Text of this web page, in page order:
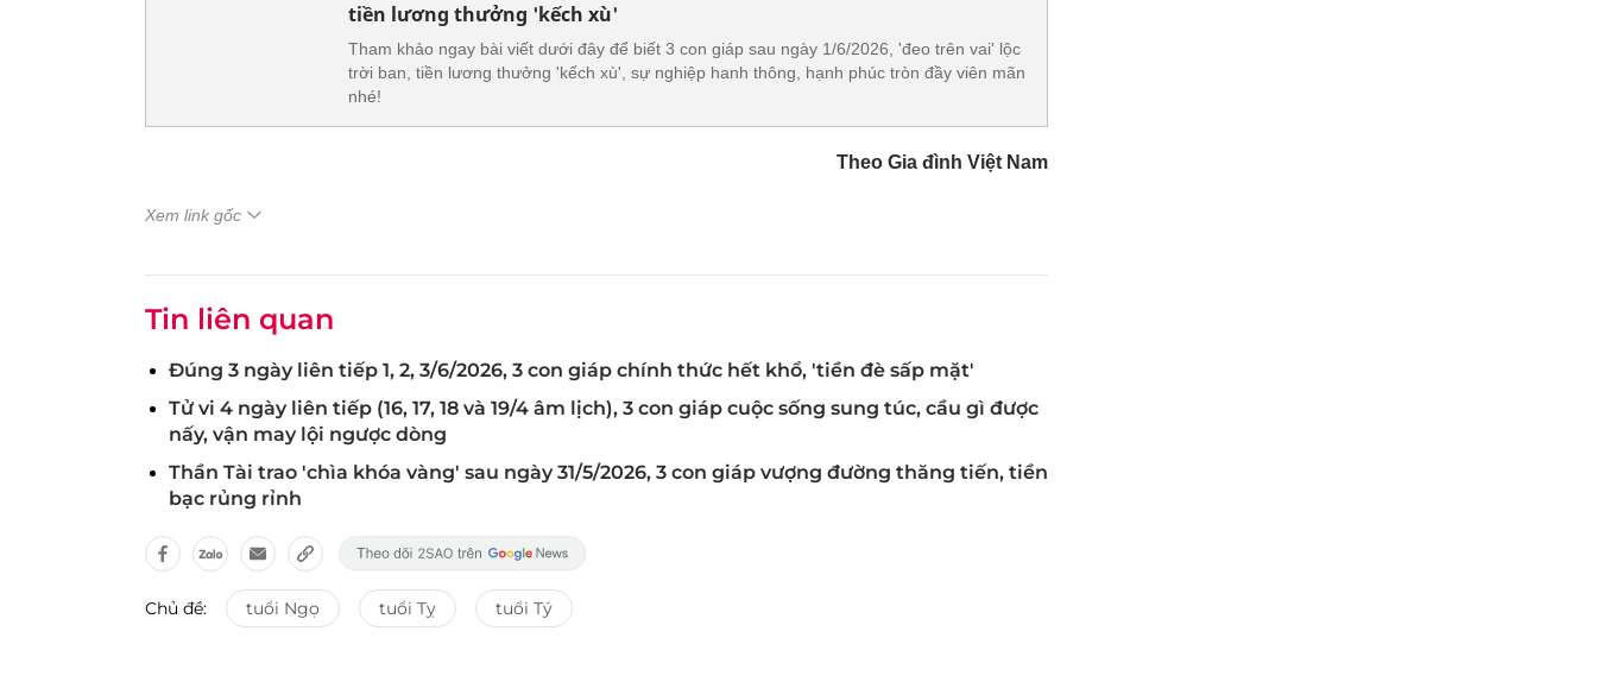
tiền lương thưởng 'kếch xù'
Tham khảo ngay bài viết dưới đây để biết 3 con giáp sau ngày 1/6/2026, 'đeo trên vai' lộc
trời ban, tiền lương thưởng 'kếch xù', sự nghiệp hanh thông, hạnh phúc tròn đầy viên mãn
nhé!
Theo Gia đình Việt Nam
Xem link gốc
Tin liên quan
Đúng 3 ngày liên tiếp 1, 2, 3/6/2026, 3 con giáp chính thức hết khổ, 'tiền đè sấp mặt'
Tử vi 4 ngày liên tiếp (16, 17, 18 và 19/4 âm lịch), 3 con giáp cuộc sống sung túc, cầu gì được
nấy, vận may lội ngược dòng
Thần Tài trao 'chìa khóa vàng' sau ngày 31/5/2026, 3 con giáp vượng đường thăng tiến, tiền
bạc rủng rỉnh
Chủ đề: tuổi Ngọ tuổi Tỵ tuổi Tý